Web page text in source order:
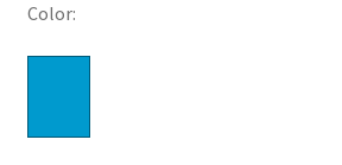
Color: